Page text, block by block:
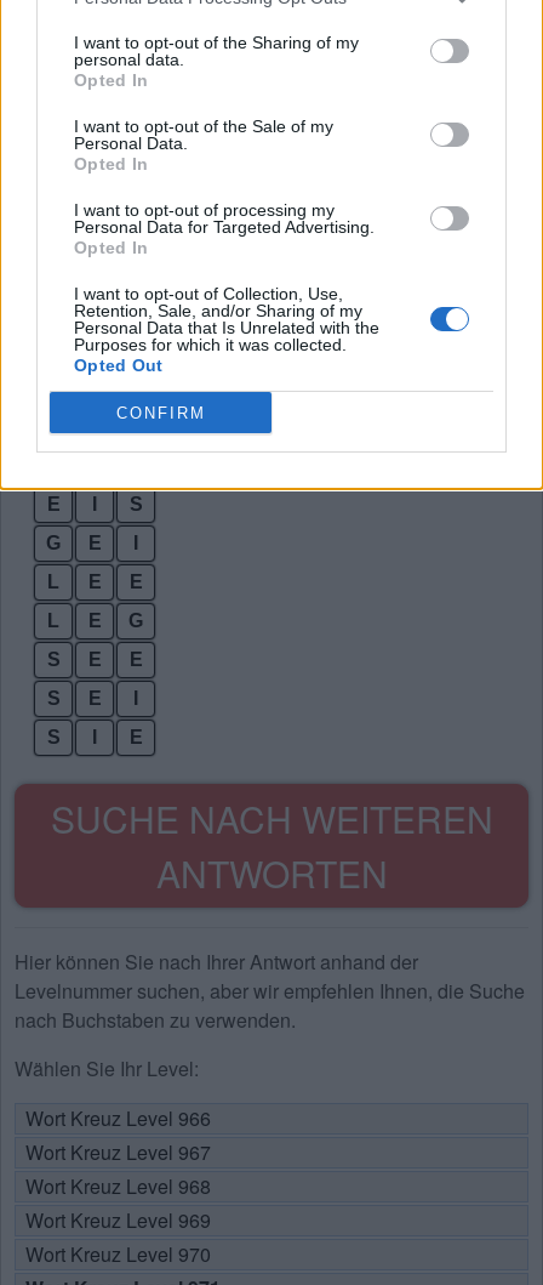
I want to opt-out of the Sharing of my
personal data.
Opted In
I want to opt-out of the Sale of my
Personal Data.
Opted In
I want to opt-out of processing my
Personal Data for Targeted Advertising.
Opted In
I want to opt-out of Collection, Use,
Retention, Sale, and/or Sharing of my
Personal Data that Is Unrelated with the
Purposes for which it was collected.
Opted Out
CONFIRM
S E
L
E I
G L
E
E S
E
I E
S
E I
L
S
I E
G
S
E
S
G
E
L
E
E
L
E
G
S
E
E
S
E
S
E
SUCHE NACH WEITEREN
ANTWORTEN
Hier können Sie nach Ihrer Antwort anhand der
Levelnummer suchen, aber wir empfehlen Ihnen, die Suche
nach Buchstaben zu verwenden.
Wählen Sie Ihr Level:
Wort Kreuz Level 966
Wort Kreuz Level 967
Wort Kreuz Level 968
Wort Kreuz Level 969
Wort Kreuz Level 970